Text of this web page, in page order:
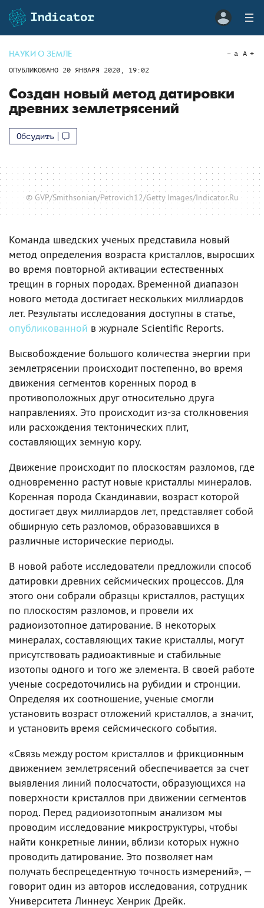
НАУКИ О ЗЕМЛЕ
ОПУБЛИКОВАНО 20 ЯНВАРЯ 2020, 19:02
a A
Создан новый метод датировки
древних землетрясений
Обсудить
© GVP/Smithsonian/Petrovich12/Getty Images/Indicator.Ru
Команда шведских ученых представила новый
метод определения возраста кристаллов, выросших
во время повторной активации естественных
трещин в горных породах. Временной диапазон
нового метода достигает нескольких миллиардов
лет. Результаты исследования доступны в статье,
опубликованной в журнале Scientific Reports.
Высвобождение большого количества энергии при
землетрясении происходит постепенно, во время
движения сегментов коренных пород в
противоположных друг относительно друга
направлениях. Это происходит из-за столкновения
или расхождения тектонических плит,
составляющих земную кору.
Движение происходит по плоскостям разломов, где
одновременно растут новые кристаллы минералов.
Коренная порода Скандинавии, возраст которой
достигает двух миллиардов лет, представляет собой
обширную сеть разломов, образовавшихся в
различные исторические периоды.
В новой работе исследователи предложили способ
датировки древних сейсмических процессов. Для
этого они собрали образцы кристаллов, растущих
по плоскостям разломов, и провели их
радиоизотопное датирование. В некоторых
минералах, составляющих такие кристаллы, могут
присутствовать радиоактивные и стабильные
изотопы одного и того же элемента. В своей работе
ученые сосредоточились на рубидии и стронции.
Определяя их соотношение, ученые смогли
установить возраст отложений кристаллов, а значит,
и установить время сейсмического события.
«Связь между ростом кристаллов и фрикционным
движением землетрясений обеспечивается за счет
выявления линий полосчатости, образующихся на
поверхности кристаллов при движении сегментов
пород. Перед радиоизотопным анализом мы
проводим исследование микроструктуры, чтобы
найти конкретные линии, вблизи которых нужно
проводить датирование. Это позволяет нам
получать беспрецедентную точность измерений», —
говорит один из авторов исследования, сотрудник
Университета Линнеус Хенрик Дрейк.